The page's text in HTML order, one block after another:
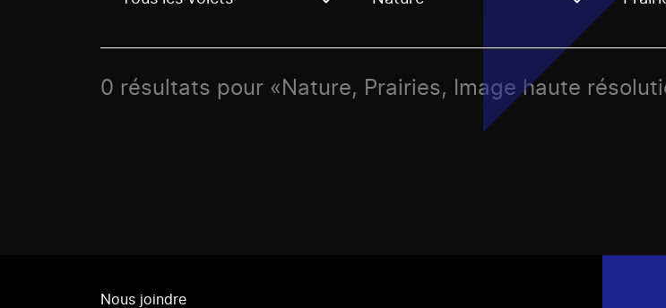
Use these options to filter projects by topic, stream or regon. The filter will be
0 résultats pour «Nature, Prairies, Image haute
Nous joindre